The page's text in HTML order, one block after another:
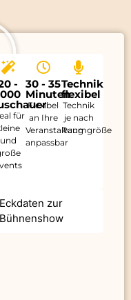
-
für
und
30 - 35
Minuten
Flexibel
an Ihre
Veranstaltung
anpassbar
Technik
flexibel
Technik
je nach
Raumgröße
Eckdaten zur
Bühnenshow